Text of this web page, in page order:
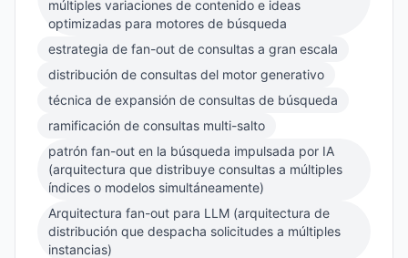
múltiples variaciones de contenido e ideas
optimizadas para motores de búsqueda
estrategia de fan-out de consultas a gran escala
distribución de consultas del motor generativo
técnica de expansión de consultas de búsqueda
ramificación de consultas multi-salto
patrón fan-out en la búsqueda impulsada por IA
(arquitectura que distribuye consultas a múltiples
índices o modelos simultáneamente)
Arquitectura fan-out para LLM (arquitectura de
distribución que despacha solicitudes a múltiples
instancias)